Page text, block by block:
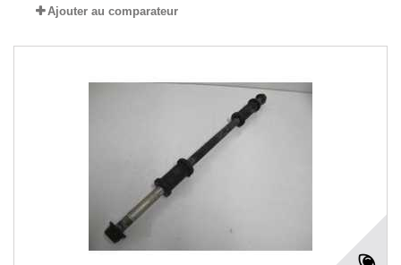
Ajouter au comparateur